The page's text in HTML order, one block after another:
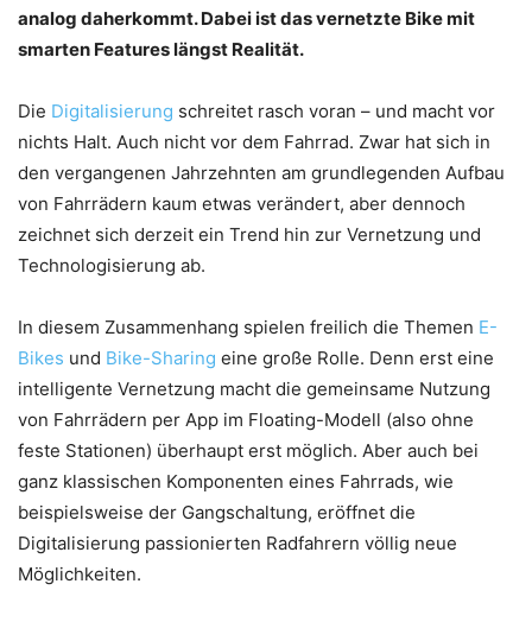
analog daherkommt. Dabei ist das vernetzte Bike mit
smarten Features längst Realität.
Die Digitalisierung schreitet rasch voran – und macht vor
nichts Halt. Auch nicht vor dem Fahrrad. Zwar hat sich in
den vergangenen Jahrzehnten am grundlegenden Aufbau
von Fahrrädern kaum etwas verändert, aber dennoch
zeichnet sich derzeit ein Trend hin zur Vernetzung und
Technologisierung ab.
In diesem Zusammenhang spielen freilich die Themen E-
Bikes und Bike-Sharing eine große Rolle. Denn erst eine
intelligente Vernetzung macht die gemeinsame Nutzung
von Fahrrädern per App im Floating-Modell (also ohne
feste Stationen) überhaupt erst möglich. Aber auch bei
ganz klassischen Komponenten eines Fahrrads, wie
beispielsweise der Gangschaltung, eröffnet die
Digitalisierung passionierten Radfahrern völlig neue
Möglichkeiten.